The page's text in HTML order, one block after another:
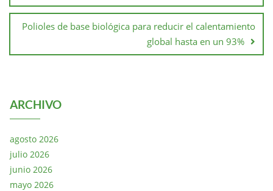
Polioles de base biológica para reducir el calentamiento
global hasta en un 93%
ARCHIVO
agosto 2026
julio 2026
junio 2026
mayo 2026